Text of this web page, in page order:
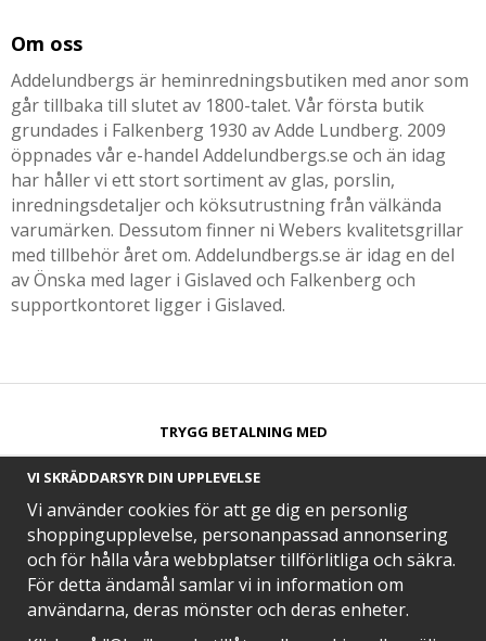
Om oss
Addelundbergs är heminredningsbutiken med anor som
går tillbaka till slutet av 1800-talet. Vår första butik
grundades i Falkenberg 1930 av Adde Lundberg. 2009
öppnades vår e-handel Addelundbergs.se och än idag
har håller vi ett stort sortiment av glas, porslin,
inredningsdetaljer och köksutrustning från välkända
varumärken. Dessutom finner ni Webers kvalitetsgrillar
med tillbehör året om. Addelundbergs.se är idag en del
av Önska med lager i Gislaved och Falkenberg och
supportkontoret ligger i Gislaved.
TRYGG BETALNING MED​
SNABB LEVERANS MED
VI SKRÄDDARSYR DIN UPPLEVELSE
Vi använder cookies för att ge dig en personlig
shoppingupplevelse, personanpassad annonsering
och för hålla våra webbplatser tillförlitliga och säkra.
För detta ändamål samlar vi in information om
användarna, deras mönster och deras enheter.